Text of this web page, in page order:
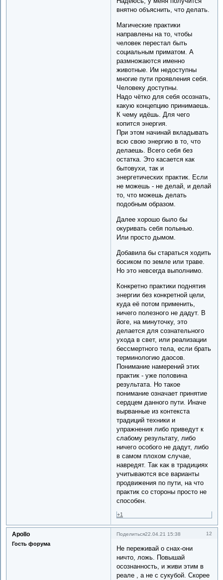
внятно объяснить, что делать.
Магические практики
направлены на то, чтобы
человек перестал быть
социальным приматом. А
размножаются именно
животные. Им недоступны
многие пути проявления себя.
Человеку доступны.
Надо чётко для себя осознать,
какую концепцию принимаешь.
К чему идёшь. Для чего
копится энергия.
При этом начинай вкладывать
всю свою энергию в то, что
делаешь. Всего себя без
остатка. Это касается как
бытовухи, так и
энергетических практик. Если
не можешь - не делай, и делай
то, что можешь делать
подобным образом.
Далее хорошо было бы
окуривать себя полынью.
Или просто дымом.
Добавила бы стараться ходить
босиком по земле или траве.
Но это невсегда выполнимо.
Конкретно практики поднятия
энергии без конкретной цели,
куда её потом применить,
ничего полезного не дадут. В
йоге, на минуточку, это
делается для сознательного
ухода в свет, или реализации
бессмертного тела, если брать
терминологию даосов.
Понимание намерений этих
практик - уже половина
результата. Но такое
понимание означает принятие
сердцем данного пути. Иначе
вырванные из контекста
традиций техники и
упражнения либо приведут к
слабому результату, либо
ничего особого не дадут, либо
в самом плохом случае,
навредят. Так как в традициях
учитываются все варианты
продвижения по пути, на что
практик со стороны просто не
способен.
+1
Поделиться 12
22.04.21 15:38
Apollo
Гость форума
Не переживай о снах-они
ничто, ложь. Повышай
осознанность, и живи этим в
реале , а не с сукубой. Скорее